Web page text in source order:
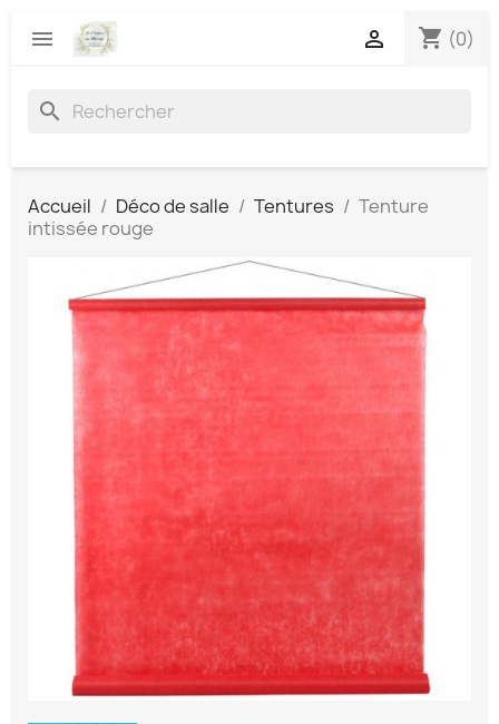
 shopping_cart (0)

search
Accueil Déco de salle Tentures
Tenture
intissée rouge